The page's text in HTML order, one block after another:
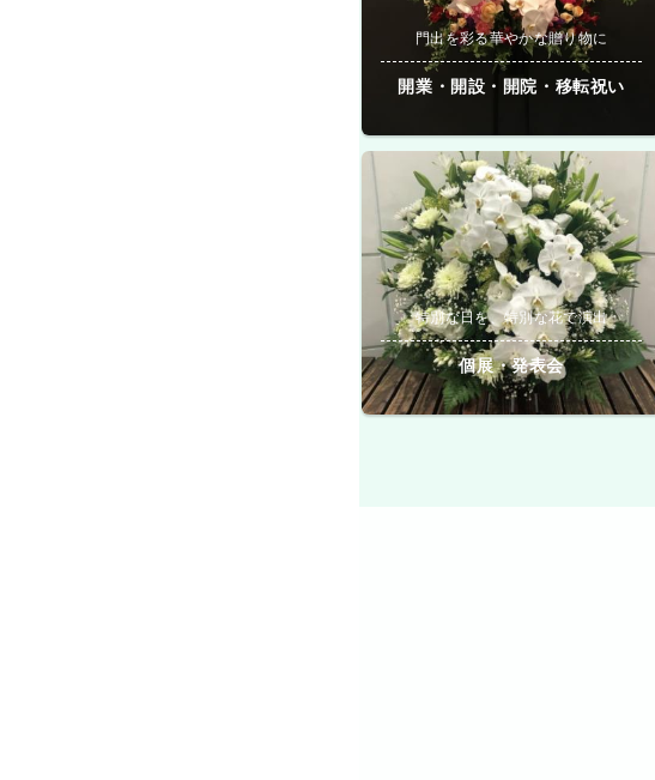
門出を彩る華やかな贈り物に
開業・開設・開院・移転祝い
特別な日を、特別な花で演出
個展・発表会